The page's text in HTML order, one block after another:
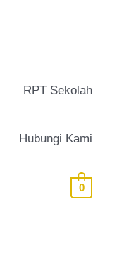
RPT Sekolah
Hubungi Kami
0